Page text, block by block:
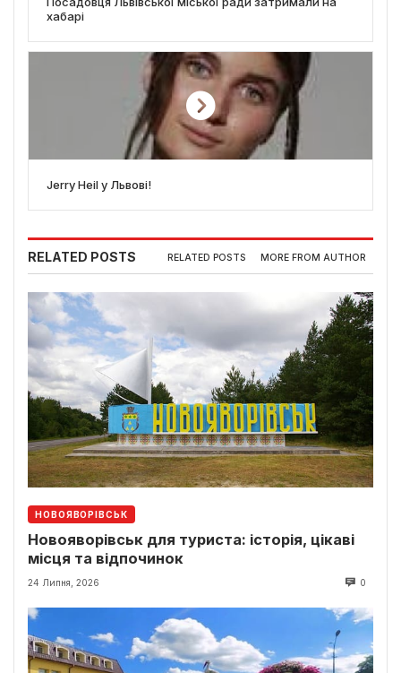
хабарі
Jerry Heil у Львові!
RELATED POSTS RELATED POSTS MORE FROM AUTHOR
НОВОЯВОРІВСЬК
Новояворівськ для туриста: історія, цікаві
місця та відпочинок
24 Липня, 2026 0